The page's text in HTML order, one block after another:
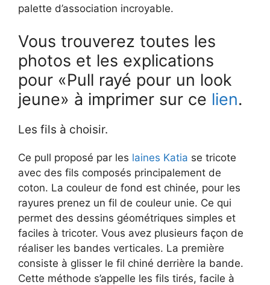
palette d’association incroyable.
Vous trouverez toutes les
photos et les explications
pour «Pull rayé pour un look
jeune» à imprimer sur ce lien.
Les fils à choisir.
Ce pull proposé par les laines Katia se tricote
avec des fils composés principalement de
coton. La couleur de fond est chinée, pour les
rayures prenez un fil de couleur unie. Ce qui
permet des dessins géométriques simples et
faciles à tricoter. Vous avez plusieurs façon de
réaliser les bandes verticales. La première
consiste à glisser le fil chiné derrière la bande.
Cette méthode s’appelle les fils tirés, facile à